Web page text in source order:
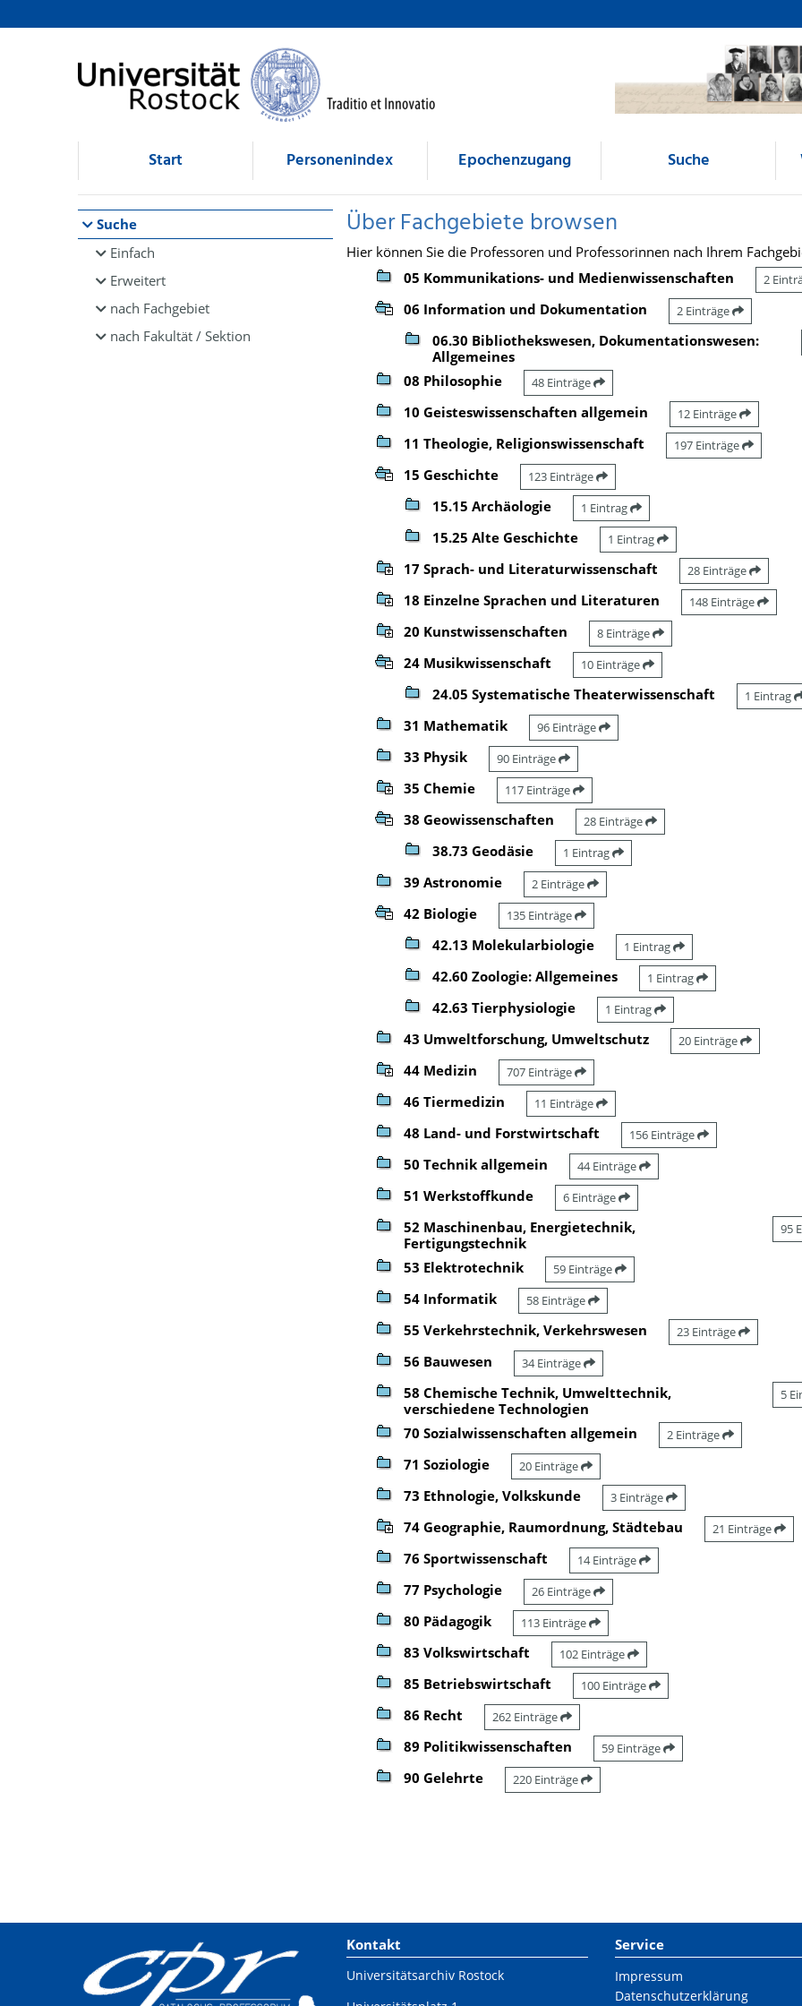
Browsen
direkt zum Inhalt
Start Personenindex Epochenzugang Suche
Suche
Einfach
Erweitert
nach Fachgebiet
nach Fakultät / Sektion
Über Fachgebiete browsen
Hier können Sie die Professoren und Professorinnen nach Ihrem
05 Kommunikations- und Medienwissenschaften
2
06 Information und Dokumentation 2 Einträge
06.30 Bibliothekswesen, Dokumentationswesen:
Allgemeines
08 Philosophie 48 Einträge
10 Geisteswissenschaften allgemein 12 Einträge
11 Theologie, Religionswissenschaft 197 Einträge
15 Geschichte 123 Einträge
15.15 Archäologie 1 Eintrag
15.25 Alte Geschichte 1 Eintrag
17 Sprach- und Literaturwissenschaft 28 Einträge
18 Einzelne Sprachen und Literaturen 148 Einträge
20 Kunstwissenschaften 8 Einträge
24 Musikwissenschaft 10 Einträge
24.05 Systematische Theaterwissenschaft 1 Eintrag
31 Mathematik 96 Einträge
33 Physik 90 Einträge
35 Chemie 117 Einträge
38 Geowissenschaften 28 Einträge
38.73 Geodäsie 1 Eintrag
39 Astronomie 2 Einträge
42 Biologie 135 Einträge
42.13 Molekularbiologie 1 Eintrag
42.60 Zoologie: Allgemeines 1 Eintrag
42.63 Tierphysiologie 1 Eintrag
43 Umweltforschung, Umweltschutz 20 Einträge
44 Medizin 707 Einträge
46 Tiermedizin 11 Einträge
48 Land- und Forstwirtschaft 156 Einträge
50 Technik allgemein 44 Einträge
51 Werkstoffkunde 6 Einträge
52 Maschinenbau, Energietechnik,
Fertigungstechnik
95
53 Elektrotechnik 59 Einträge
54 Informatik 58 Einträge
55 Verkehrstechnik, Verkehrswesen 23 Einträge
56 Bauwesen 34 Einträge
58 Chemische Technik, Umwelttechnik,
verschiedene Technologien
5
70 Sozialwissenschaften allgemein 2 Einträge
71 Soziologie 20 Einträge
73 Ethnologie, Volkskunde 3 Einträge
74 Geographie, Raumordnung, Städtebau 21 Einträge
76 Sportwissenschaft 14 Einträge
77 Psychologie 26 Einträge
80 Pädagogik 113 Einträge
83 Volkswirtschaft 102 Einträge
85 Betriebswirtschaft 100 Einträge
86 Recht 262 Einträge
89 Politikwissenschaften 59 Einträge
90 Gelehrte 220 Einträge
Kontakt
Universitätsarchiv Rostock
Service
Impressum
Datenschutzerklärung